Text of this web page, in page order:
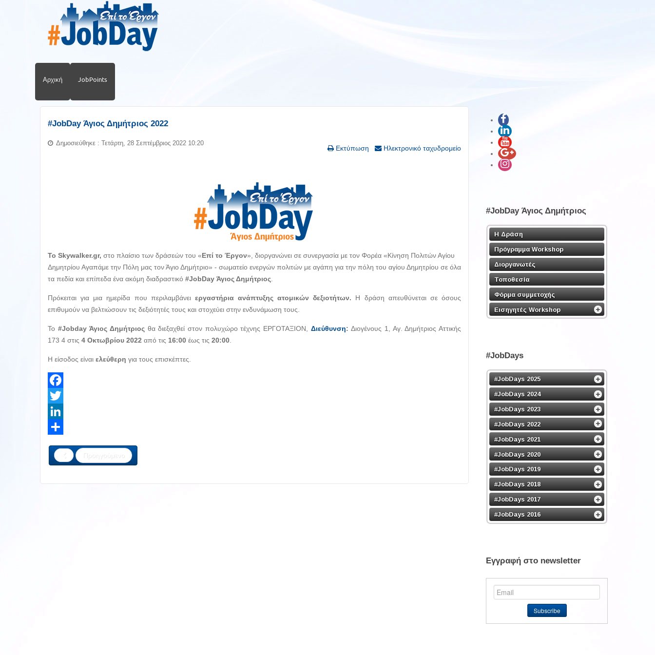
Αρχική JobPoints
#JobDay Άγιος Δημήτριος 2022
Εκτύπωση Ηλεκτρονικό ταχυδρομείο
Δημοσιεύθηκε : Τετάρτη, 28 Σεπτέμβριος 2022 10:20
Το Skywalker.gr, στο πλαίσιο των δράσεών του «Επί το Έργον», διοργανώνει σε συνεργασία με τον Φορέα «Κίνηση Πολιτών Αγίου
Δημητρίου Αγαπάμε την Πόλη μας τον Άγιο Δημήτριο» - σωματείο ενεργών πολιτών με αγάπη για την πόλη του αγίου Δημητρίου σε όλα
τα πεδία και επίπεδα ένα ακόμη διαδραστικό #JobDay Άγιος Δημήτριος
Πρόκειται για μια ημερίδα που περιλαμβάνει εργαστήρια ανάπτυξης ατομικών δεξιοτήτων. Η δράση απευθύνεται σε όσους
επιθυμούν να βελτιώσουν τις δεξιότητές τους και στοχεύει στην ενδυνάμωση τους.
Το #Jobday Άγιος Δημήτριος θα διεξαχθεί στον πολυχώρο τέχνης ΕΡΓΟΤΑΞΙΟΝ, Διεύθυνση:Διογένους 1, Αγ. Δημήτριος Αττικής
173 4 στις 4 Οκτωβρίου 2022 από τις 16:00 έως τις 20:00
Η είσοδος είναι ελεύθερη για τους επισκέπτες.
Facebook
Twitter
LinkedIn
Προηγούμενο
#JobDay Άγιος Δημήτριος
Η Δράση
Πρόγραμμα Workshop
Διοργανωτές
Τοποθεσία
Φόρμα συμμετοχής
Εισηγητές Workshop
#JobDays
#JobDays 2025
#JobDays 2024
#JobDays 2023
#JobDays 2022
#JobDays 2021
#JobDays 2020
#JobDays 2019
#JobDays 2018
#JobDays 2017
#JobDays 2016
Εγγραφή στο newsletter